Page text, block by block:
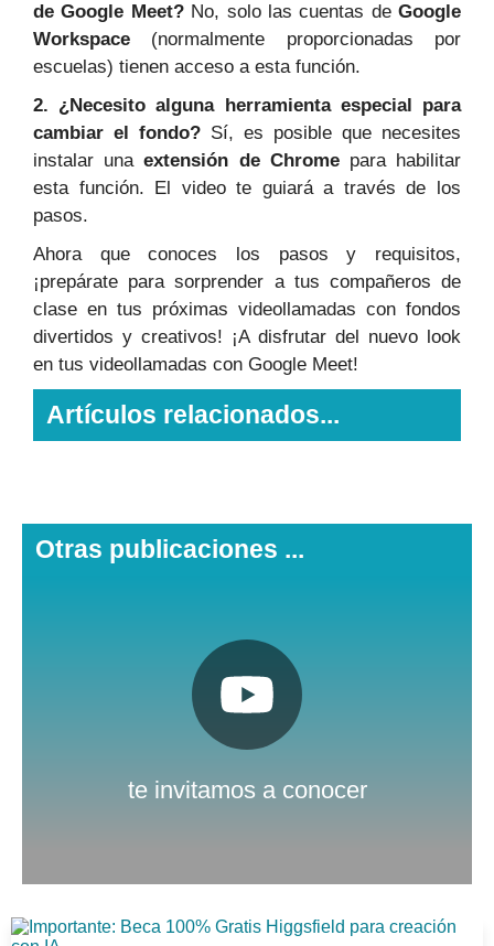
de Google Meet?No, solo las cuentas de Google
Workspace (normalmente proporcionadas por
escuelas) tienen acceso a esta función.
2. ¿Necesito alguna herramienta especial para
cambiar el fondo? Sí, es posible que necesites
instalar unaextensión de Chromepara habilitar
esta función. El video te guiará a través de los
pasos.
Ahora que conoces los pasos y requisitos,
¡prepárate para sorprender a tus compañeros de
clase en tus próximas videollamadas con fondos
divertidos y creativos! ¡A disfrutar del nuevo look
en tus videollamadas con Google Meet!
Artículos relacionados...
Otras publicaciones ...
te invitamos a conocer
Pulsa aquí